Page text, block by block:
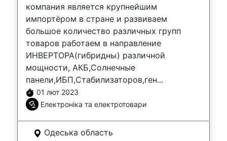
компания является крупнейшим
импортёром в стране и развиваем
большое количество различных групп
товаров работаем в направление
ИНВЕРТОРА(гибридны) различной
мощности, АКБ,Солнечные
панели,ИБП,Стабилизаторов,ген...
01 лют 2023
Електроніка та електротовари
Одеська область